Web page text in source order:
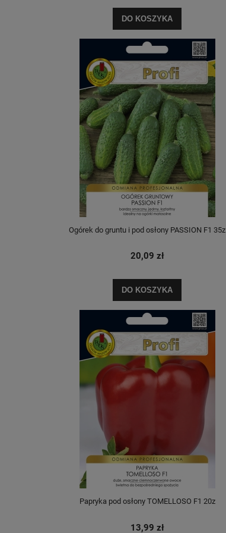
DO KOSZYKA
Ogórek do gruntu i pod osłony PASSION F1 35z
20,09 zł
DO KOSZYKA
Papryka pod osłony TOMELLOSO F1 20z
13,99 zł